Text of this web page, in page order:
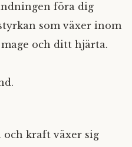
föra dig
som växer inom
och ditt hjärta.
kraft växer sig